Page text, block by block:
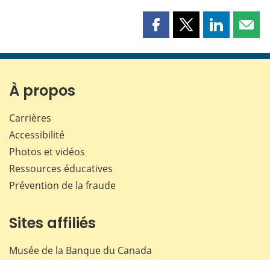
Partager
page
Partager
page
Partager
page page
À propos
Carrières
Accessibilité
Photos et vidéos
Ressources éducatives
Prévention de la fraude
Sites affiliés
Musée de la Banque du Canada